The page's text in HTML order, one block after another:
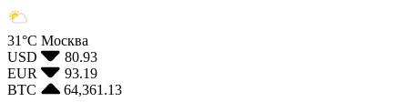
31°С Москва
USD
80.93
EUR
93.19
BTC
64,361.13